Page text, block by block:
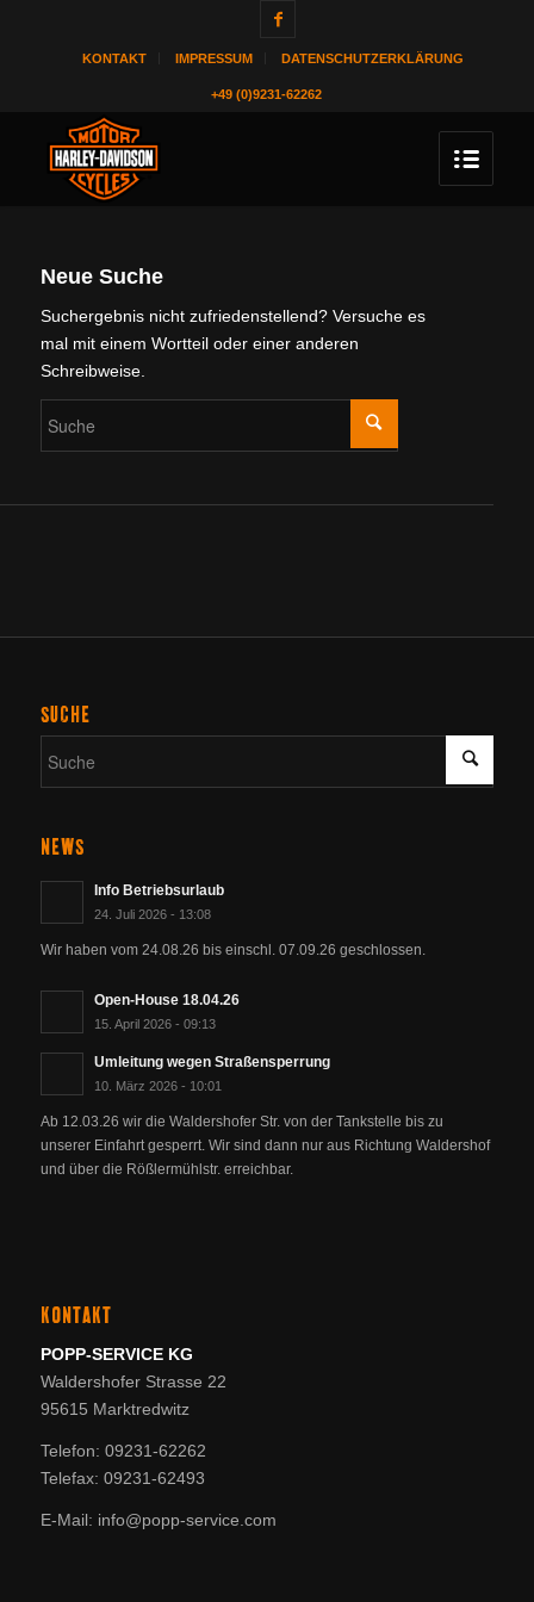
KONTAKT IMPRESSUM DATENSCHUTZERKLÄRUNG
+49 (0)9231-62262
Neue Suche
Suchergebnis nicht zufriedenstellend? Versuche es
mal mit einem Wortteil oder einer anderen
Schreibweise.
SUCHE
NEWS
Info Betriebsurlaub
24. Juli 2026 - 13:08
Wir haben vom 24.08.26 bis einschl. 07.09.26 geschlossen.
Open-House 18.04.26
15. April 2026 - 09:13
Umleitung wegen Straßensperrung
10. März 2026 - 10:01
Ab 12.03.26 wir die Waldershofer Str. von der Tankstelle bis zu
unserer Einfahrt gesperrt. Wir sind dann nur aus Richtung Waldershof
und über die Rößlermühlstr. erreichbar.
KONTAKT
POPP-SERVICE KG
Waldershofer Strasse 22
95615 Marktredwitz
Telefon: 09231-62262
Telefax: 09231-62493
E-Mail: info@popp-service.com